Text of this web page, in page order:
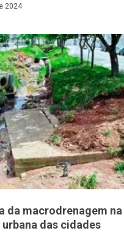
2024
da macrodrenagem na
das cidades